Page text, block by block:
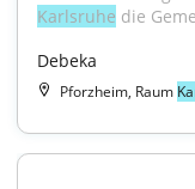
Karlsruhe die
Debeka
Pforzheim, Raum